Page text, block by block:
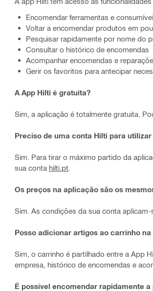
Encomendar ferramentas e
Voltar a encomendar produtos em
Pesquisar rapidamente por nome do
Consultar o histórico de encomendas
Acompanhar encomendas e
Gerir os favoritos para antecipar
A App Hilti é gratuita?
Sim, a aplicação é totalmente gratuita.
Preciso de uma conta Hilti para
Sim. Para tirar o máximo partido da
sua conta hilti.pt
Os preços na aplicação são os
Sim. As condições da sua conta aplicam-
Posso adicionar artigos ao carrinho
Sim, o carrinho é partilhado entre a App
empresa, histórico de encomendas e
É possível encomendar rapidamente